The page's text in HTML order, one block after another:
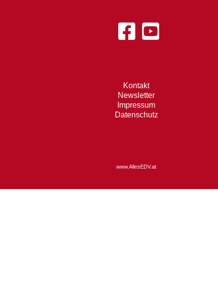
Kontakt
Newsletter
Impressum
Datenschutz
www.AllesEDV.at